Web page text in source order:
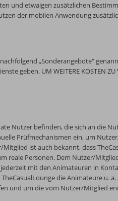
und etwaigen zusätzlichen
der mobilen Anwendung
„Sonderangebote“
UM WEITERE KOSTEN ZU
Nutzer befinden, die sich an die
Prüfmechanismen ein, um
ist auch bekannt, dass
Personen. Dem Nutzer/
mit den Animateuren in
die Animateure u.
und um die vom Nutzer/Mitglied